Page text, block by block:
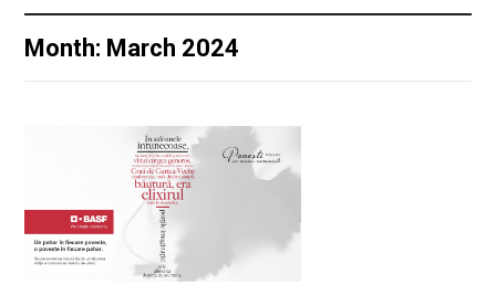
Month: March 2024